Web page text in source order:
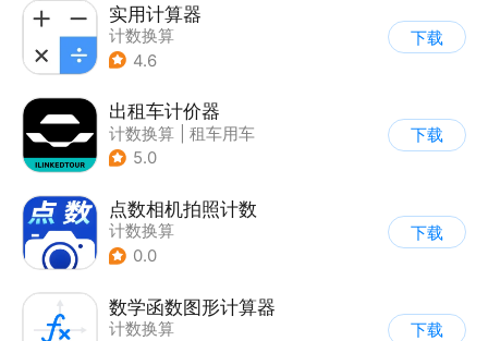
实用计算器
计数换算
4.6
下载
出租车计价器
计数换算
租车用车
5.0
下载
点数相机拍照计数
计数换算
0.0
下载
数学函数图形计算器
计数换算
下载